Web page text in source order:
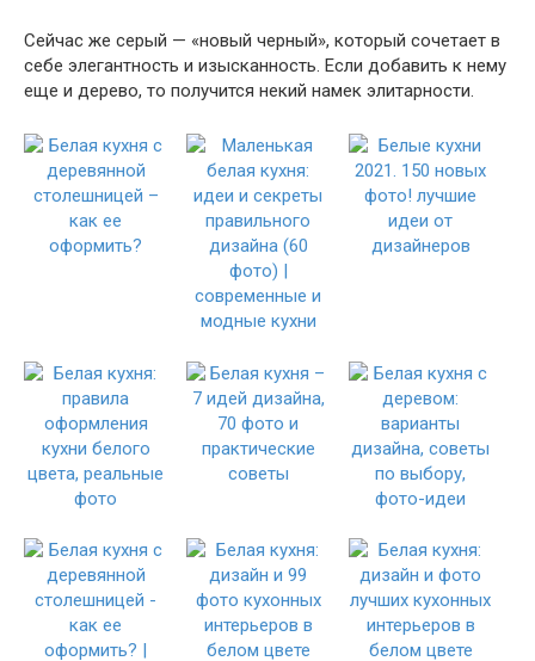
Сейчас же серый — «новый черный», который сочетает в
себе элегантность и изысканность. Если добавить к нему
еще и дерево, то получится некий намек элитарности.